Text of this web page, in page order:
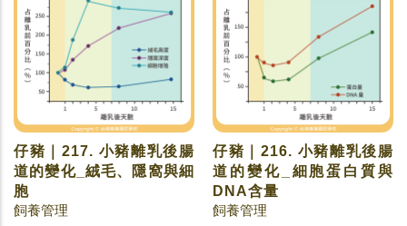
仔豬｜217. 小豬離乳後腸
道的變化_絨毛、隱窩與細
胞
飼養管理
仔豬｜216. 小豬離乳後腸
道的變化_細胞蛋白質與
DNA含量
飼養管理